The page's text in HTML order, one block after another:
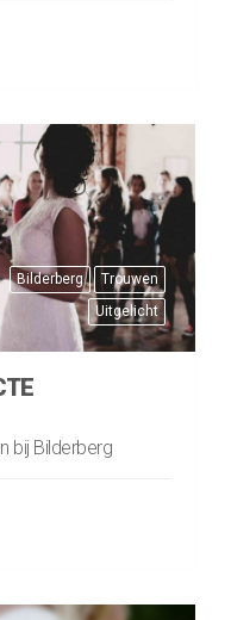
Bilderberg
Trouwen
Uitgelicht
bij Bilderberg